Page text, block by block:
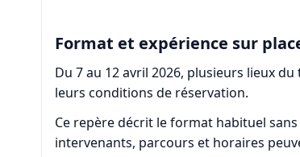
Format et expérience sur
Du 7 au 12 avril 2026, plusieurs lieux
leurs conditions de réservation.
Ce repère décrit le format habituel
intervenants, parcours et horaires